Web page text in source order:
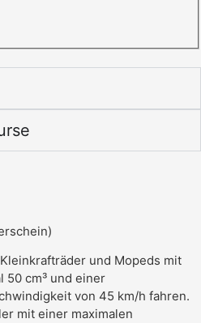
und Mopeds mit
50 cm³ und einer
von 45 km/h fahren.
mit einer maximalen